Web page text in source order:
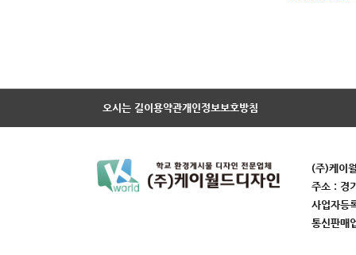
오시는 길이용약관개인정보보호방침
(주)케이
주소 : 경
사업자
통신판매